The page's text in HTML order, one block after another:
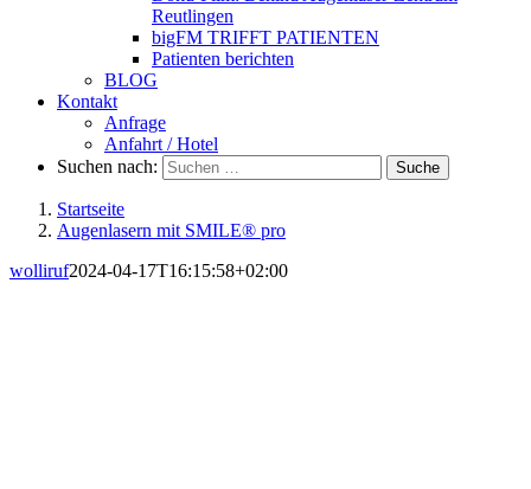
Reutlingen
bigFM TRIFFT PATIENTEN
Patienten berichten
BLOG
Kontakt
Anfrage
Anfahrt / Hotel
Suchen nach:
Suche
Startseite
Augenlasern mit SMILE® pro
wolliruf2024-04-17T16:15:58+02:00